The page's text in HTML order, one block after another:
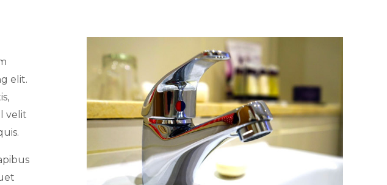
elit.
velit